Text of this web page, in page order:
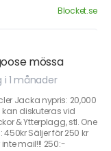
Blocket.se
mössa
i 1 månader
Jacka nypris: 20,000
kan diskuteras vid
& Ytterplagg, stl. One
Säljer för 250 kr
mail!!! 250:-